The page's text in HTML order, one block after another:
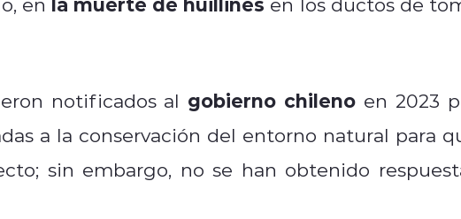
notificados al gobierno chileno en 2023
a la conservación del entorno natural para
sin embargo, no se han obtenido